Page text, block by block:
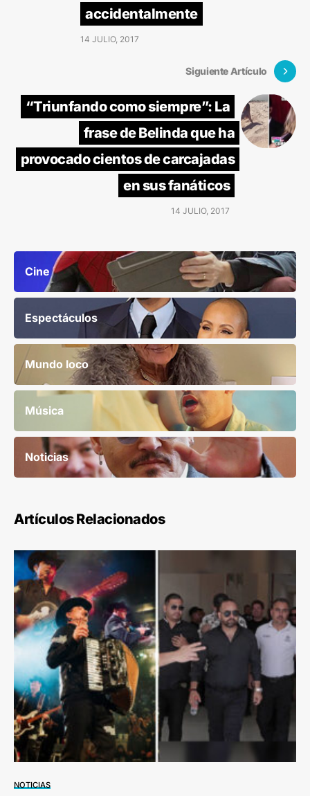
accidentalmente
14 JULIO, 2017
Siguiente Artículo
“Triunfando como siempre”: La
frase de Belinda que ha
provocado cientos de carcajadas
en sus fanáticos
14 JULIO, 2017
Cine
Espectáculos
Mundo loco
Música
Noticias
Artículos Relacionados
NOTICIAS